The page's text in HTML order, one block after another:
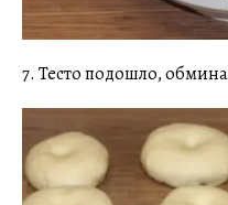
7. Тесто подошло,